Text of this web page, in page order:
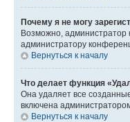
Почему я не могу
Возможно, администратор
администратору
Вернуться к началу
Что делает функция
Она удаляет все
включена
Вернуться к началу